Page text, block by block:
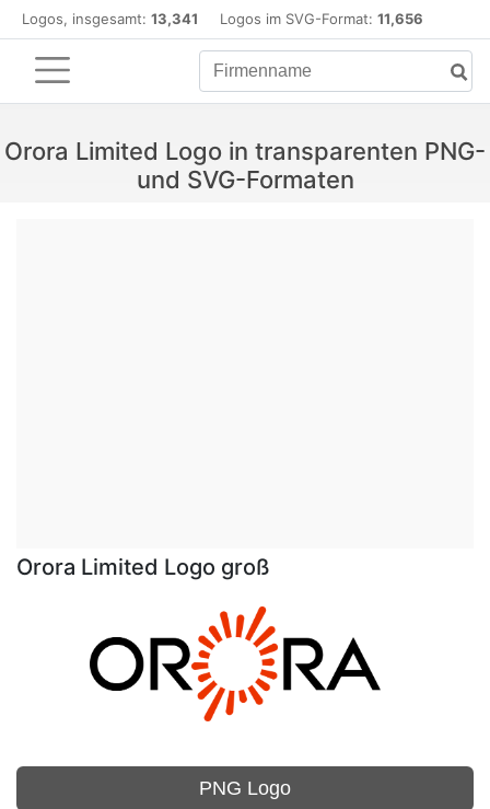
Logos, insgesamt: 13,341 Logos im SVG-Format: 11,656
Orora Limited Logo in transparenten PNG-
und SVG-Formaten
Orora Limited Logo groß
PNG Logo